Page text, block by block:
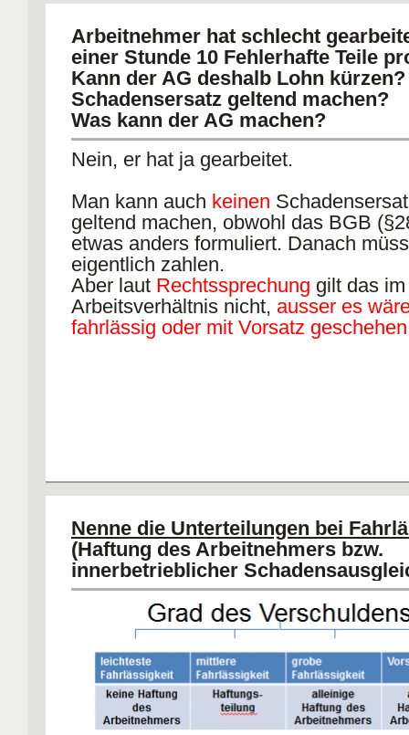
Arbeitnehmer hat schlecht
einer Stunde 10 Fehlerhafte Teile
Kann der AG deshalb Lohn
Schadensersatz geltend machen?
Was kann der AG machen?
Nein, er hat ja gearbeitet.
Man kann auch keinen
geltend machen, obwohl das BGB
etwas anders formuliert. Danach
eigentlich zahlen.
Aber laut Rechtssprechung gilt das im
Arbeitsverhältnis nicht, ausser es
fahrlässig oder mit Vorsatz geschehen
Nenne die Unterteilungen bei
(Haftung des Arbeitnehmers bzw.
innerbetrieblicher